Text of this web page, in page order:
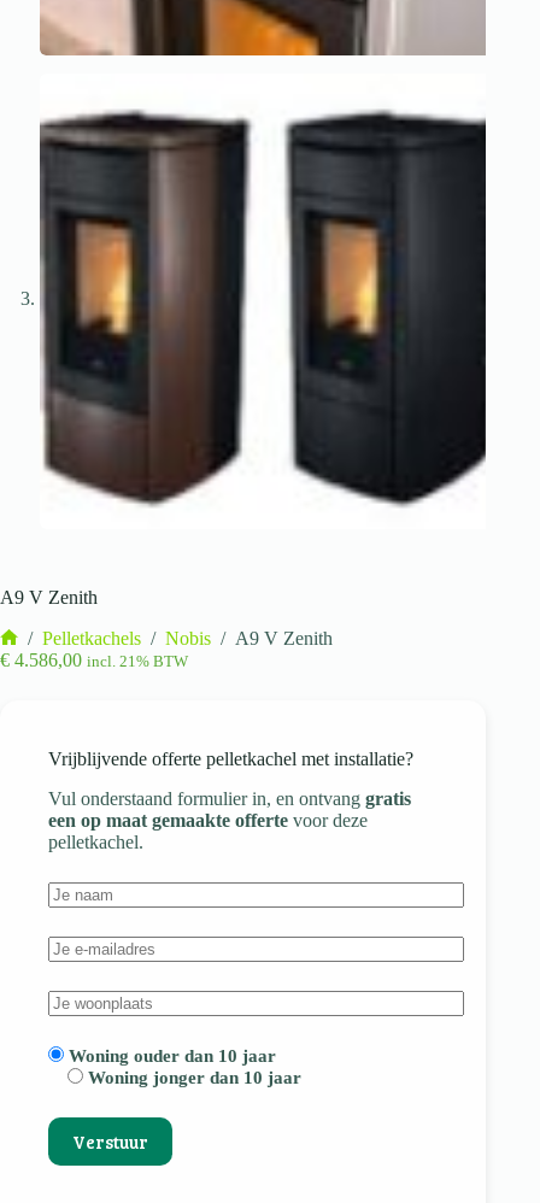
A9 V Zenith
Home
/ Pelletkachels / Nobis / A9 V Zenith
€ 4.586,00 incl. 21% BTW
Vrijblijvende offerte pelletkachel met installatie?
Vul onderstaand formulier in, en ontvang gratis
een op maat gemaakte offerte voor deze
pelletkachel.
Woning ouder dan 10 jaar
Woning jonger dan 10 jaar